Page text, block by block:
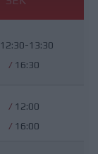
12:30-13:30
/ 16:30
/ 12:00
/ 16:00